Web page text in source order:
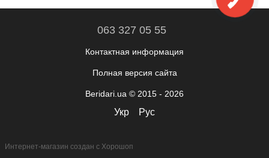
063 327 05 55
Контактная информация
Полная версия сайта
Beridari.ua © 2015 - 2026
Укр Рус
Интернет-магазин создан с Хорошоп